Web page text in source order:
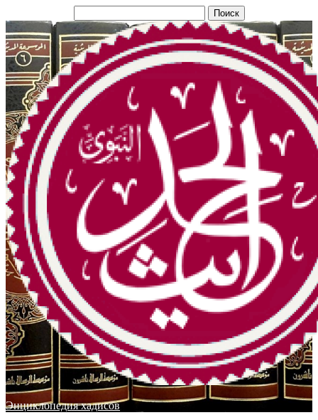
Энциклопедия хадисов